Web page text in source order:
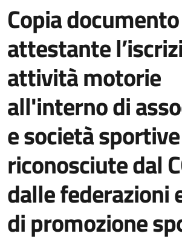
Copia documento
attestante
attività motorie
all'interno di
e società sportive
riconosciute dal
dalle federazioni
di promozione